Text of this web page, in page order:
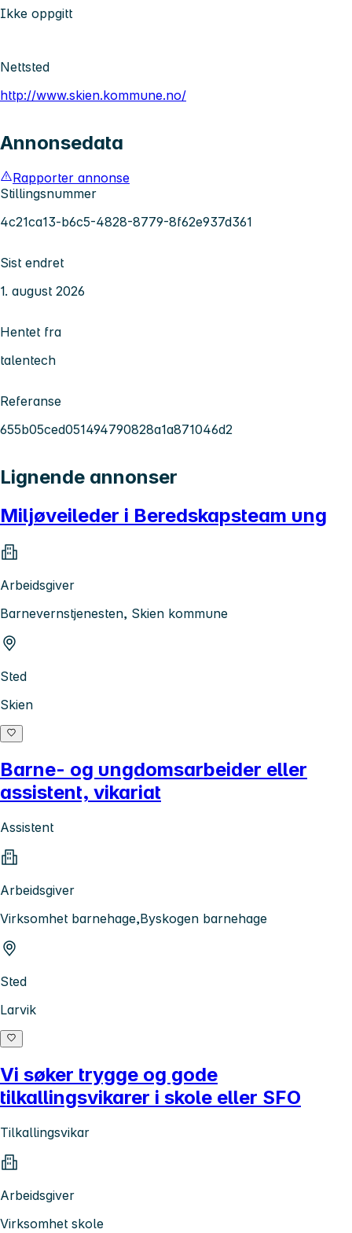
Ikke oppgitt
Nettsted
http://www.skien.kommune.no/
Annonsedata
Rapporter annonse
Stillingsnummer
4c21ca13-b6c5-4828-8779-8f62e937d361
Sist endret
1. august 2026
Hentet fra
talentech
Referanse
655b05ced051494790828a1a871046d2
Lignende annonser
Miljøveileder i Beredskapsteam ung
Arbeidsgiver
Barnevernstjenesten, Skien kommune
Sted
Skien
Barne- og ungdomsarbeider eller
assistent, vikariat
Assistent
Arbeidsgiver
Virksomhet barnehage,Byskogen barnehage
Sted
Larvik
Vi søker trygge og gode
tilkallingsvikarer i skole eller SFO
Tilkallingsvikar
Arbeidsgiver
Virksomhet skole